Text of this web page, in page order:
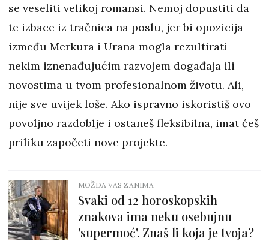
se veseliti velikoj romansi. Nemoj dopustiti da
te izbace iz tračnica na poslu, jer bi opozicija
između Merkura i Urana mogla rezultirati
nekim iznenađujućim razvojem događaja ili
novostima u tvom profesionalnom životu. Ali,
nije sve uvijek loše. Ako ispravno iskoristiš ovo
povoljno razdoblje i ostaneš fleksibilna, imat ćeš
priliku započeti nove projekte.
MOŽDA VAS ZANIMA
Svaki od 12 horoskopskih
znakova ima neku osebujnu
'supermoć'. Znaš li koja je tvoja?